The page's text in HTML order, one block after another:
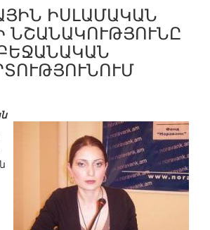
ԻՍԼԱՄԱԿԱՆ
ՆՇԱՆԱԿՈՒԹՅՈՒՆԸ